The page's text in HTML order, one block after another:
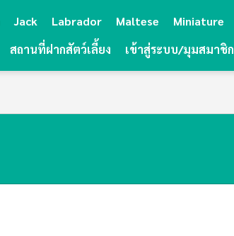
Jack Labrador Maltese Miniature
สถานที่ฝากสัตว์เลี้ยง เข้าสู่ระบบ/มุมสมาชิก